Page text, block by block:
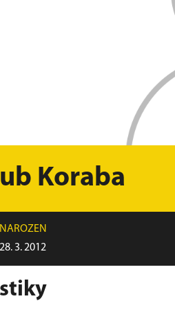
Koraba
NAROZEN
28. 3. 2012